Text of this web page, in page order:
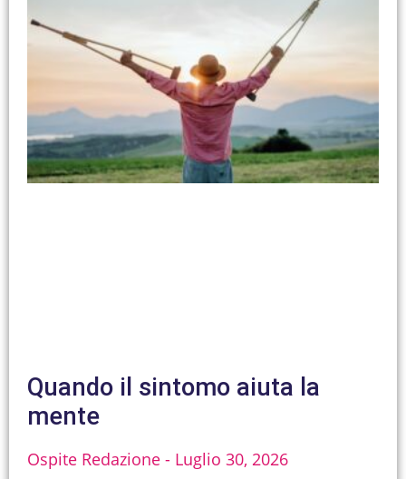
Quando il sintomo aiuta la
mente
Ospite Redazione Luglio 30, 2026